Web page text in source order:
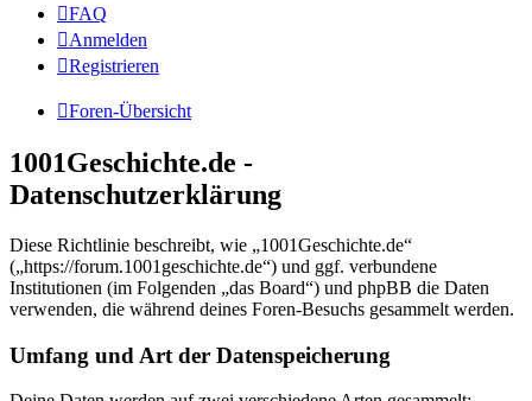
FAQ
Anmelden
Registrieren
Foren-Übersicht
1001Geschichte.de -
Datenschutzerklärung
Diese Richtlinie beschreibt, wie „1001Geschichte.de“
(„https://forum.1001geschichte.de“) und ggf. verbundene
Institutionen (im Folgenden „das Board“) und phpBB die Daten
verwenden, die während deines Foren-Besuchs gesammelt werden.
Umfang und Art der Datenspeicherung